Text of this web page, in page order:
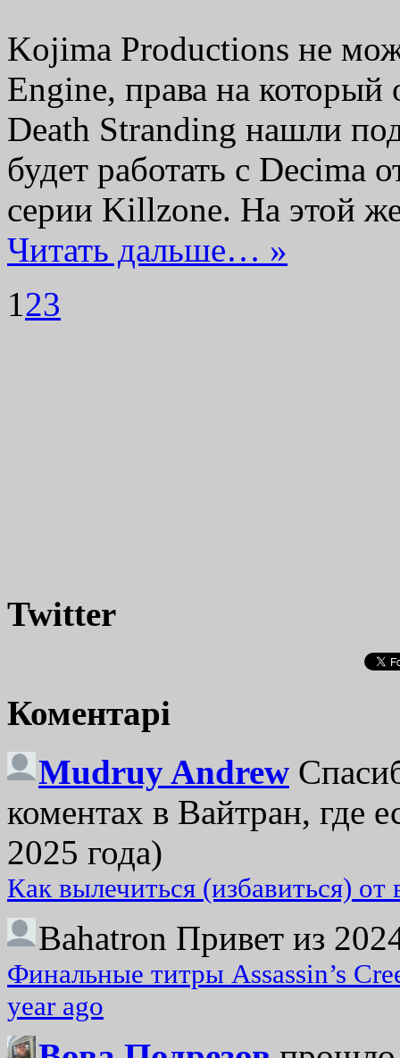
Kojima Productions не
Engine, права на который
Death Stranding нашли
будет работать с Decima
серии Killzone. На этой
Читать дальше… »
123
Twitter
Коментарі
Mudruy Andrew
коментах в Вайтран, где
2025 года)
Как вылечиться (избавиться)
Bahatron Привет из
Финальные титры Assassin’s
year ago